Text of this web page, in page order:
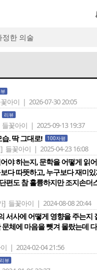
아이 | 2026-07-30 20:05
리뷰
들꽃아이 | 2025-09-13 19:37
. 딱 그대로! 100자평
들꽃아이 | 2025-04-23 16:08
야 하는지, 문학을 어떻게 읽
다 따뜻하고, 누구보다 재미
편도 참 훌륭하지만 조지손더
] 들꽃아이 | 2024-08-08 20:44
서사에 어떻게 영향을 주는지
체에 마음을 뺏겨 몰랐는데
| 2024-02-04 21:56
리뷰